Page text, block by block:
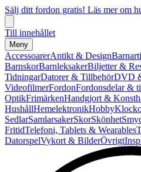
Sälj ditt fordon gratis! Läs mer om
Till innehållet
Meny
AccessoarerAntikt & Design
BarnskorBarnleksakerBiljetter &
TidningarDatorer & TillbehörDVD
VideofilmerFordonFordonsdelar &
OptikFrimärkenHandgjort &
HushållHemelektronikHobby
SedlarSamlarsakerSkorSkönhet
FritidTelefoni, Tablets & Wearables
DatorspelVykort & BilderÖvrigt